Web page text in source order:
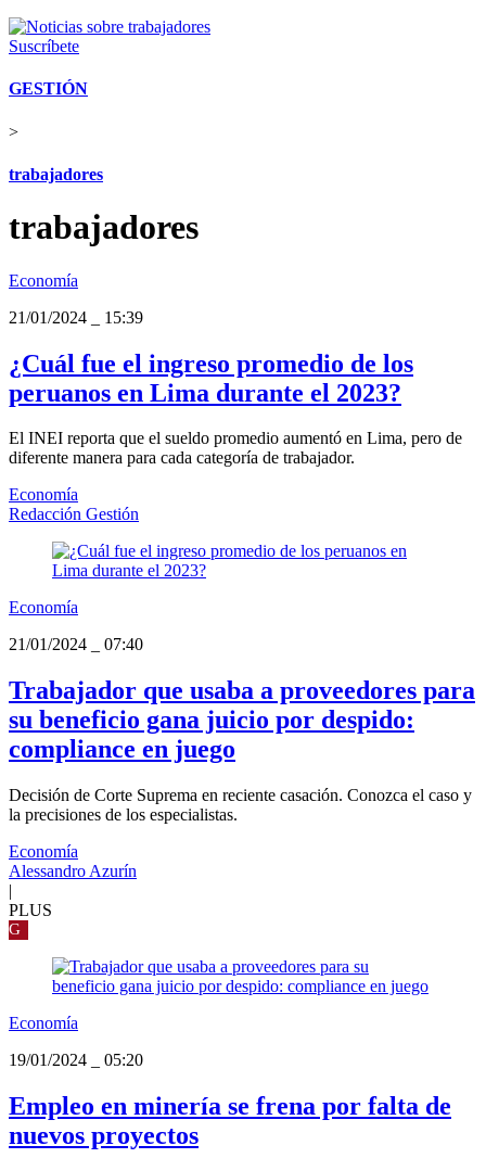
Suscríbete
GESTIÓN
>
trabajadores
trabajadores
Economía
21/01/2024
15:39
¿Cuál fue el ingreso promedio de los
peruanos en Lima durante el 2023?
El INEI reporta que el sueldo promedio aumentó en Lima, pero de
diferente manera para cada categoría de trabajador.
Economía
Redacción Gestión
Economía
21/01/2024
07:40
Trabajador que usaba a proveedores para
su beneficio gana juicio por despido:
compliance en juego
Decisión de Corte Suprema en reciente casación. Conozca el caso y
la precisiones de los especialistas.
Economía
Alessandro Azurín
|
PLUS
G
Economía
19/01/2024
05:20
Empleo en minería se frena por falta de
nuevos proyectos